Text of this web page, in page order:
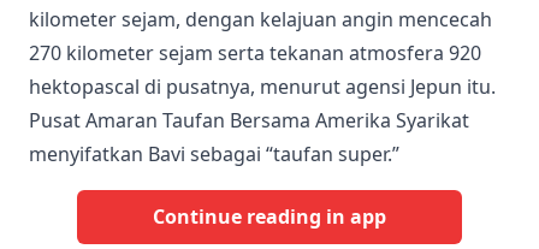
kilometer sejam, dengan kelajuan angin mencecah
270 kilometer sejam serta tekanan atmosfera 920
hektopascal di pusatnya, menurut agensi Jepun itu.
Pusat Amaran Taufan Bersama Amerika Syarikat
menyifatkan Bavi sebagai “taufan super.”
Continue reading in app